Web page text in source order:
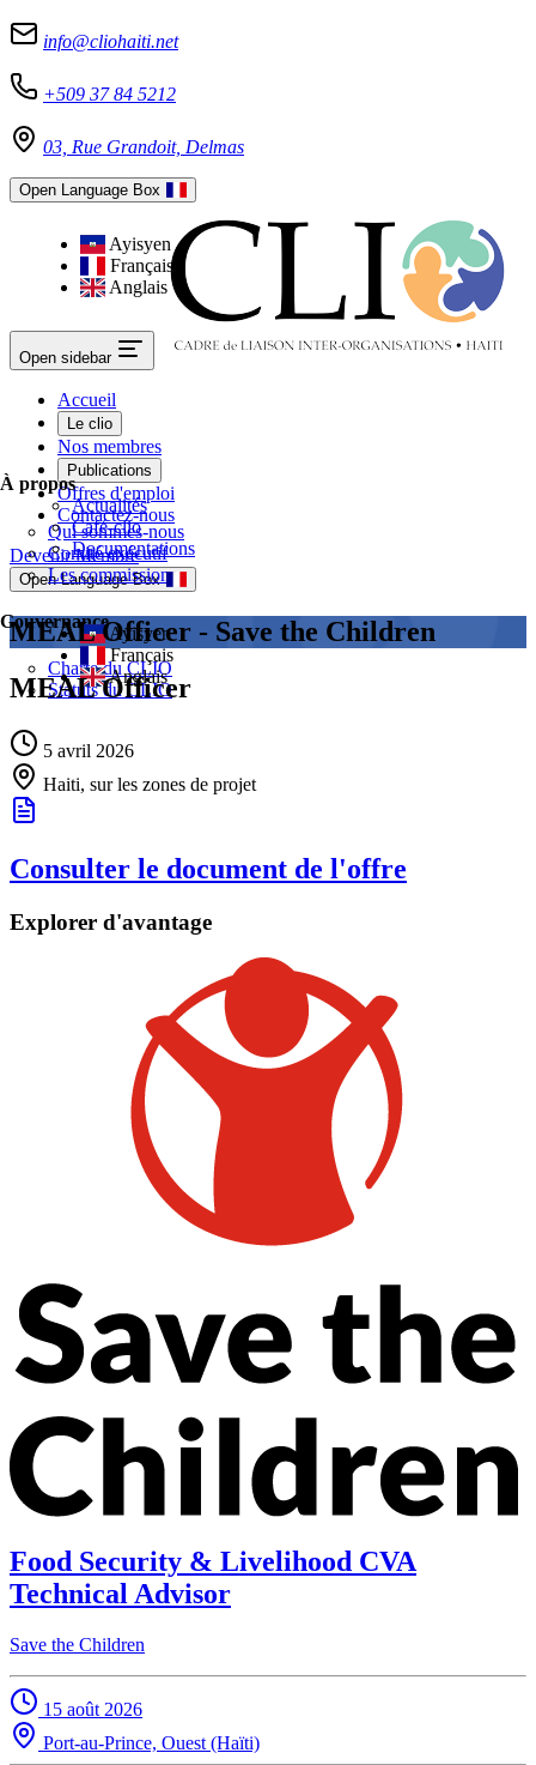
info@cliohaiti.net
+509 37 84 5212
03, Rue Grandoit, Delmas
Open Language Box
Ayisyen
Français
Anglais
Open sidebar
Accueil
Le clio
À propos
Qui sommes-nous
Comité exécutif
Les commissions
Gouvernance
Charte du CLIO
Statuts du CLIO
Nos membres
Publications
Actualités
Café-clio
Documentations
Offres d'emploi
Contactez-nous
Devenir Membre
Open Language Box
Ayisyen
Français
Anglais
MEAL Officer - Save the Children
MEAL Officer
5 avril 2026
Haiti, sur les zones de projet
Consulter le document de l'offre
Explorer d'avantage
Food Security & Livelihood CVA
Technical Advisor
Save the Children
15 août 2026
Port-au-Prince, Ouest (Haïti)